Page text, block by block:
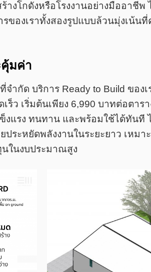
งโกดังหรือโรงงานอย่างมืออาชีพ
รของเราทั้งสองรูปแบบล้วนมุ่งเน้น
มค่า
จำกัด บริการ Ready to Build ของ
ร็ว เริ่มต้นเพียง 6,990 บาทต่อตาร
แรง ทนทาน และพร้อมใช้ได้ทันที
ระหยัดพลังงานในระยะยาว เหมา
นในงบประมาณสูง